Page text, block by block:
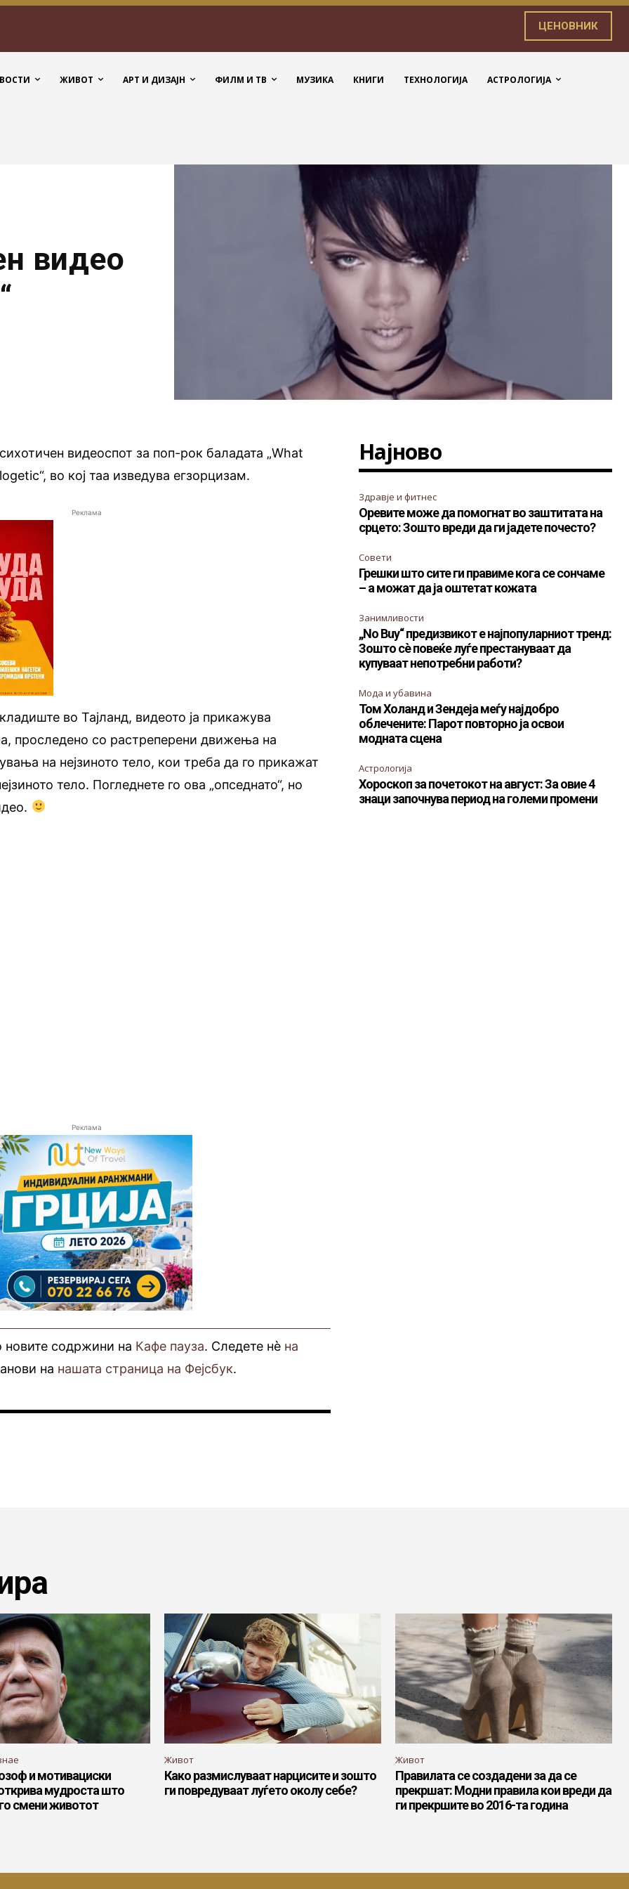
ЦЕНОВНИК
ЖИВОТ АРТ И ДИЗАЈН ФИЛМ И ТВ МУЗИКА КНИГИ ТЕХНОЛОГИЈА АСТРОЛОГИЈА
видео
видеоспот за поп-рок баладата „What
во кој таа изведува егзорцизам.
Реклама
во Тајланд, видеото ја прикажува
проследено со растреперени движења на
на нејзиното тело, кои треба да го прикажат
тело. Погледнете го ова „опседнато“, но
Реклама
новите содржини на Кафе пауза. Следете нè на
на нашата страница на Фејсбук.
Најново
Здравје и фитнес
Оревите може да помогнат во заштитата на
срцето: Зошто вреди да ги јадете почесто?
Совети
Грешки што сите ги правиме кога се сончаме
– а можат да ја оштетат кожата
Занимливости
„No Buy“ предизвикот е најпопуларниот тренд:
Зошто сè повеќе луѓе престануваат да
купуваат непотребни работи?
Мода и убавина
Том Холанд и Зендеја меѓу најдобро
облечените: Парот повторно ја освои
модната сцена
Астрологија
Хороскоп за почетокот на август: За овие 4
знаци започнува период на големи промени
и мотивациски
мудроста што
смени животот
Живот
Како размислуваат нарцисите и зошто
ги повредуваат луѓето околу себе?
Живот
Правилата се создадени за да се
прекршат: Модни правила кои вреди да
ги прекршите во 2016-та година